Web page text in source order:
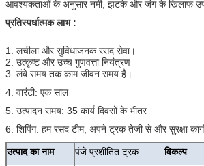
आवश्यकताओं के अनुसार नमी, झटके और जंग के खिलाफ
प्रतिस्पर्धात्मक लाभ :
1. लचीला और सुविधाजनक रसद सेवा।
2. उत्कृष्ट और उच्च गुणवत्ता नियंत्रण
3. लंबे समय तक काम जीवन समय है।
4. वारंटी: एक साल
5. उत्पादन समय: 35 कार्य दिवसों के भीतर
6. शिपिंग: हम रसद टीम, अपने ट्रक तेजी से और सुरक्षा
उत्पाद का नाम पंजे प्रशीतित ट्रक
विकल्प